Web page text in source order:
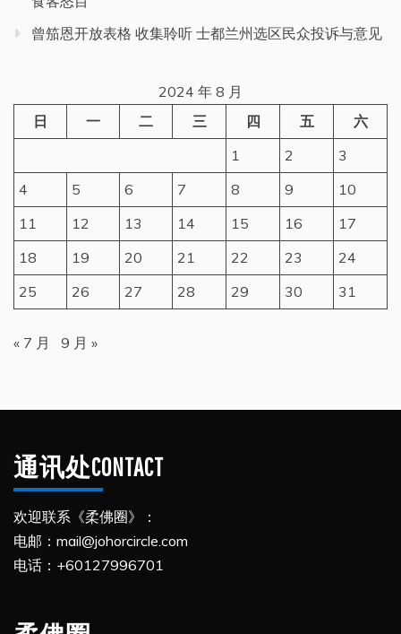
曾笳恩开放表格 收集聆听 士都兰州选区民众投诉与意见
2024 年 8 月
日
一 二 三 四 五
六
1
2
3
4
5 6 7 8 9
10
11
12 13 14 15 16
17
18
19 20 21 22 23
24
25
26 27 28 29 30 31
« 7 月 9 月 »
通讯处CONTACT
欢迎联系《柔佛圈》：
电邮：mail@johorcircle.com
电话：+60127996701